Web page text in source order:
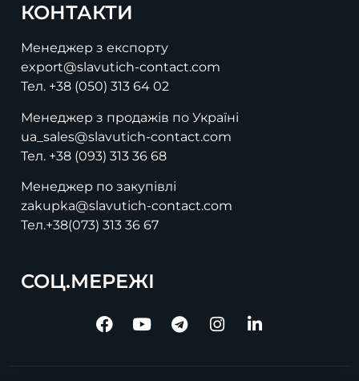
КОНТАКТИ
Менеджер з експорту
export@slavutich-contact.com
Тел. +38 (050) 313 64 02
Менеджер з продажів по Україні
ua_sales@slavutich-contact.com
Тел. +38 (093) 313 36 68
Менеджер по закупівлі
zakupka@slavutich-contact.com
Тел.+38(073) 313 36 67
СОЦ.МЕРЕЖІ